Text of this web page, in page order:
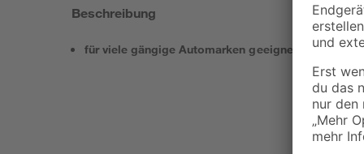
Beschreibung
für viele gängige Automarken geeignet